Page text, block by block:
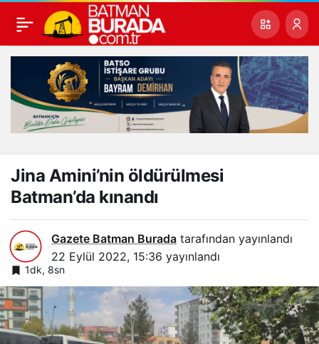
Jina Amini’nin öldürülmesi
Batman’da kınandı
Gazete Batman Burada tarafından yayınlandı
22 Eylül 2022, 15:36 yayınlandı
1dk, 8sn